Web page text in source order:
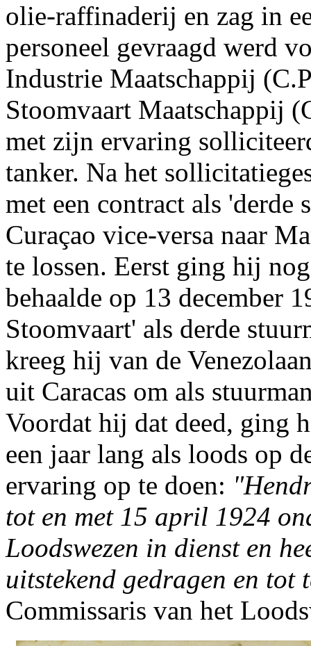
olie-raffinaderij en zag in
personeel gevraagd werd
Industrie Maatschappij
Stoomvaart Maatschappij
met zijn ervaring
tanker. Na het
met een contract als 'derde
Curaçao vice-versa naar
te lossen. Eerst ging hij
behaalde op 13 december
Stoomvaart' als derde
kreeg hij van de
uit Caracas om als
Voordat hij dat deed, ging
een jaar lang als loods op
ervaring op te doen:
tot en met 15 april 1924
Loodswezen in dienst en
uitstekend gedragen en tot
Commissaris van het